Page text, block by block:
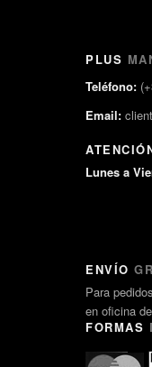
PLUS
Teléfono:
Email:
Lunes a
ENVÍO
Para
en oficina
FORMAS